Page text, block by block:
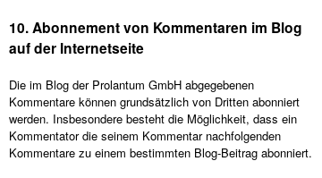
10. Abonnement von Kommentaren im Blog
auf der Internetseite
Die im Blog der Prolantum GmbH abgegebenen
Kommentare können grundsätzlich von Dritten abonniert
werden. Insbesondere besteht die Möglichkeit, dass ein
Kommentator die seinem Kommentar nachfolgenden
Kommentare zu einem bestimmten Blog-Beitrag abonniert.